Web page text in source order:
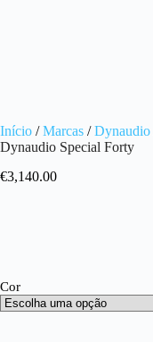
Início /Marcas /Dynaudio
Dynaudio Special Forty
€3,140.00
Cor